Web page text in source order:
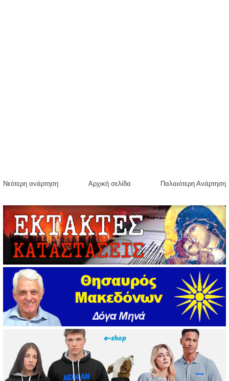
Νεότερη ανάρτηση Παλαιότερη Ανάρτηση
Αρχική σελίδα